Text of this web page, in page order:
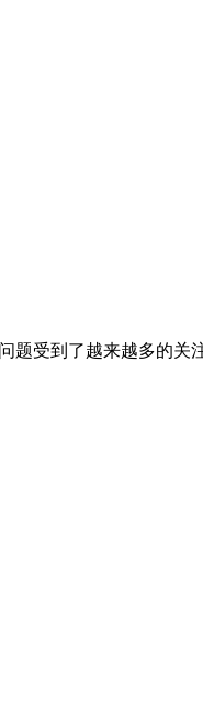
题受到了越来越多的关